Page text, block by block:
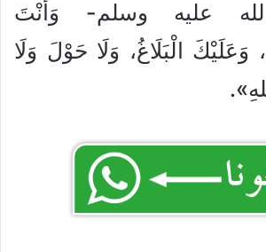
عليه وسلم- وَأَنْتَ
وَعَلَيْكَ الْبَلَاغُ، وَلَا حَوْلَ وَلَا